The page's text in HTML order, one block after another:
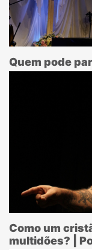
Quem pode
Como um
multidões? |